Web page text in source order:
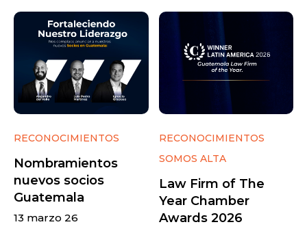
RECONOCIMIENTOS
Nombramientos
nuevos socios
Guatemala
13 marzo 26
RECONOCIMIENTOS
SOMOS ALTA
Law Firm of The
Year Chamber
Awards 2026